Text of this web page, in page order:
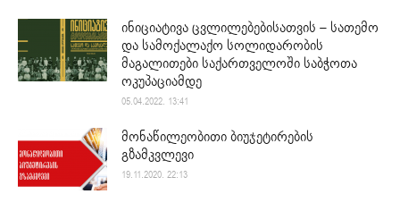
ინიციატივა ცვლილებებისათვის – სათემო
და სამოქალაქო სოლიდარობის
მაგალითები საქართველოში საბჭოთა
ოკუპაციამდე
05.04.2022. 13:41
მონაწილეობითი ბიუჯეტირების
გზამკვლევი
19.11.2020. 22:13